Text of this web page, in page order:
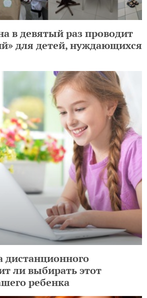
в девятый раз проводит
для детей, нуждающихся
ли выбирать этот
ребенка